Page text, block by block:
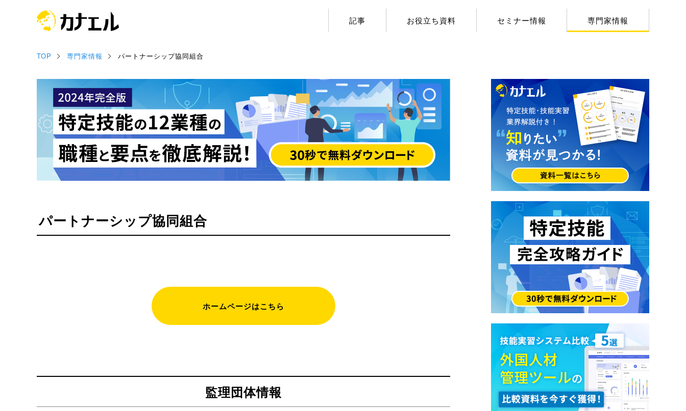
記事 お役立ち資料 セミナー情報 専門家情報
TOP 専門家情報 パートナーシップ協同組合
パートナーシップ協同組合
ホームページはこちら
監理団体情報